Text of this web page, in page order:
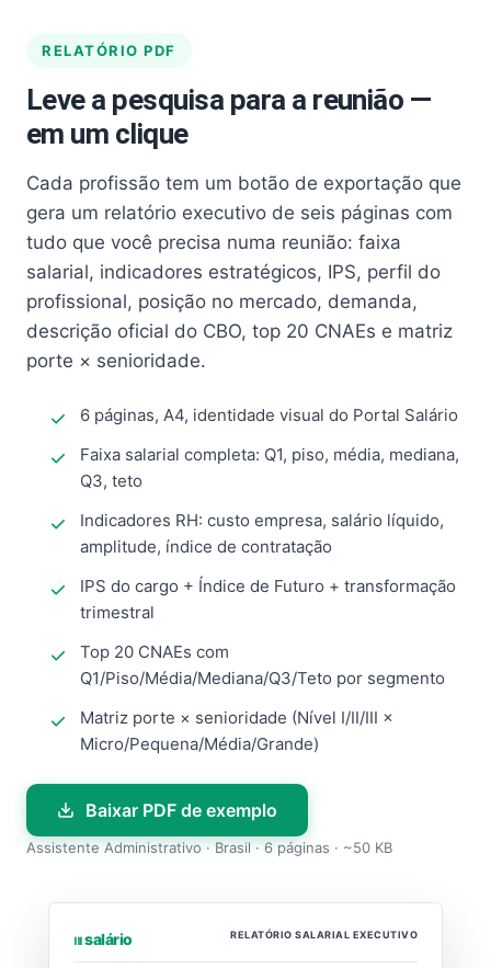
RELATÓRIO PDF
Leve a pesquisa para a reunião —
em um clique
Cada profissão tem um botão de exportação que
gera um relatório executivo de seis páginas com
tudo que você precisa numa reunião: faixa
salarial, indicadores estratégicos, IPS, perfil do
profissional, posição no mercado, demanda,
descrição oficial do CBO, top 20 CNAEs e matriz
porte × senioridade.
6 páginas, A4, identidade visual do Portal Salário
Faixa salarial completa: Q1, piso, média, mediana,
Q3, teto
Indicadores RH: custo empresa, salário líquido,
amplitude, índice de contratação
IPS do cargo + Índice de Futuro + transformação
trimestral
Top 20 CNAEs com
Q1/Piso/Média/Mediana/Q3/Teto por segmento
Matriz porte × senioridade (Nível I/II/III ×
Micro/Pequena/Média/Grande)
Baixar PDF de exemplo
Assistente Administrativo · Brasil · 6 páginas · ~50 KB
⏐⏐⏐ salário RELATÓRIO SALARIAL EXECUTIVO